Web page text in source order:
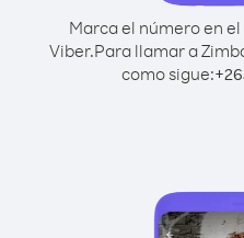
Marca el número en
Viber.Para llamar a
como sigue:+